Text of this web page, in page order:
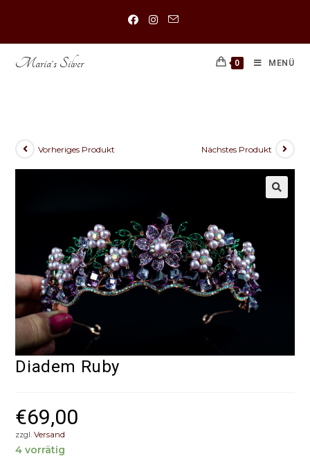
Maria´s Silver 0 MENÜ
Vorheriges Produkt Nächstes Produkt
Diadem Ruby
€69,00
zzgl.Versand
4 vorrätig